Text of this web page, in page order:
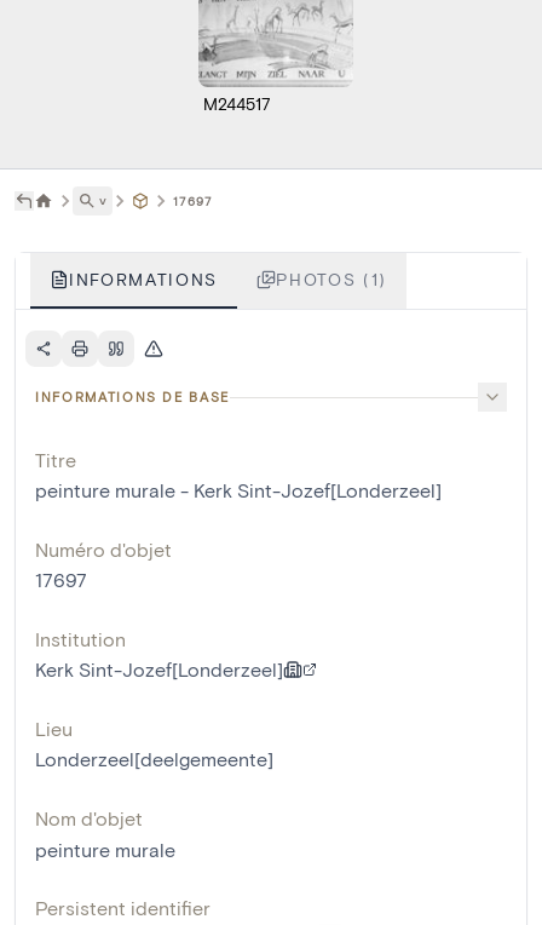
M244517
˅ 17697
INFORMATIONS PHOTOS (1)
INFORMATIONS DE BASE
Titre
peinture murale - Kerk Sint-Jozef[Londerzeel]
Numéro d'objet
17697
Institution
Kerk Sint-Jozef[Londerzeel]
Lieu
Londerzeel[deelgemeente]
Nom d'objet
peinture murale
Persistent identifier